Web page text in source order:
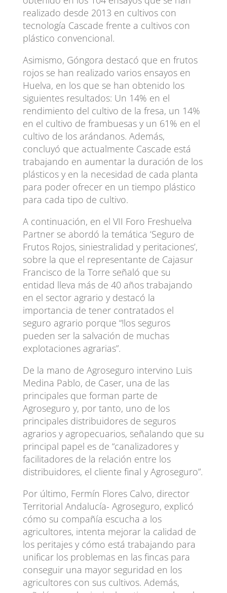
realizado desde 2013 en cultivos con
tecnología Cascade frente a cultivos con
plástico convencional.
Asimismo, Góngora destacó que en frutos
rojos se han realizado varios ensayos en
Huelva, en los que se han obtenido los
siguientes resultados: Un 14% en el
rendimiento del cultivo de la fresa, un 14%
en el cultivo de frambuesas y un 61% en el
cultivo de los arándanos. Además,
concluyó que actualmente Cascade está
trabajando en aumentar la duración de los
plásticos y en la necesidad de cada planta
para poder ofrecer en un tiempo plástico
para cada tipo de cultivo.
A continuación, en el VII Foro Freshuelva
Partner se abordó la temática ‘Seguro de
Frutos Rojos, siniestralidad y peritaciones’,
sobre la que el representante de Cajasur
Francisco de la Torre señaló que su
entidad lleva más de 40 años trabajando
en el sector agrario y destacó la
importancia de tener contratados el
seguro agrario porque “!los seguros
pueden ser la salvación de muchas
explotaciones agrarias”.
De la mano de Agroseguro intervino Luis
Medina Pablo, de Caser, una de las
principales que forman parte de
Agroseguro y, por tanto, uno de los
principales distribuidores de seguros
agrarios y agropecuarios, señalando que su
principal papel es de “canalizadores y
facilitadores de la relación entre los
distribuidores, el cliente final y Agroseguro”.
Por último, Fermín Flores Calvo, director
Territorial Andalucía- Agroseguro, explicó
cómo su compañía escucha a los
agricultores, intenta mejorar la calidad de
los peritajes y cómo está trabajando para
unificar los problemas en las fincas para
conseguir una mayor seguridad en los
agricultores con sus cultivos. Además,